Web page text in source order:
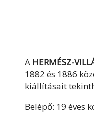
A HERMÉSZ-
1882 és 1886
kiállításait
Belépő: 19 éves